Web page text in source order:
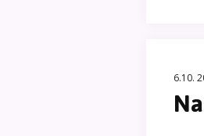
6.10.